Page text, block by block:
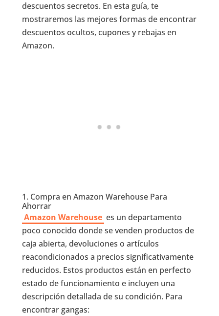
descuentos secretos. En esta guía, te
mostraremos las mejores formas de encontrar
descuentos ocultos, cupones y rebajas en
Amazon.
1. Compra en Amazon Warehouse Para
Ahorrar
Amazon Warehouse es un departamento
poco conocido donde se venden productos de
caja abierta, devoluciones o artículos
reacondicionados a precios significativamente
reducidos. Estos productos están en perfecto
estado de funcionamiento e incluyen una
descripción detallada de su condición. Para
encontrar gangas: